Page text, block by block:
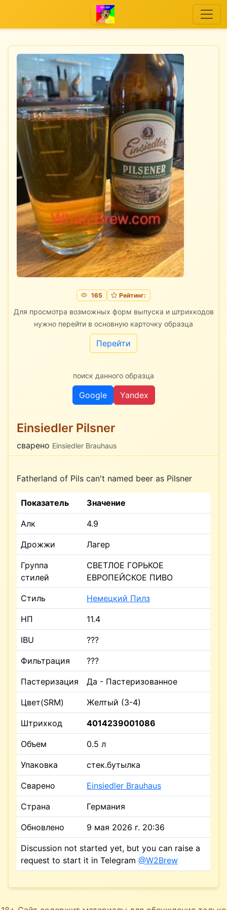
165 Рейтинг:
Для просмотра возможных форм выпуска и штрихкодов
нужно перейти в основную карточку образца
Перейти
поиск данного образца
Google Yandex
Einsiedler Pilsner
сварено Einsiedler Brauhaus
Fatherland of Pils can't named beer as Pilsner
Показатель Значение
Алк 4.9
Дрожжи Лагер
Группа
стилей
СВЕТЛОЕ ГОРЬКОЕ
ЕВРОПЕЙСКОЕ ПИВО
Стиль Немецкий Пилз
НП 11.4
IBU ???
Фильтрация ???
Пастеризация Да - Пастеризованное
Цвет(SRM) Желтый (3-4)
Штрихкод 4014239001086
Объем 0.5 л
Упаковка стек.бутылка
Сварено Einsiedler Brauhaus
Страна Германия
Обновлено 9 мая 2026 г. 20:36
Discussion not started yet, but you can raise a
request to start it in Telegram @W2Brew